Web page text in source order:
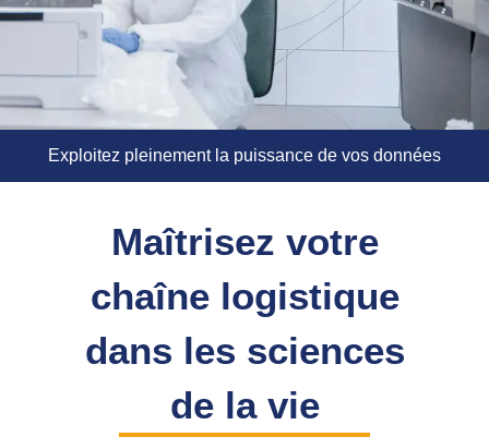
Exploitez pleinement la puissance de vos données
Maîtrisez votre
chaîne logistique
dans les sciences
de la vie